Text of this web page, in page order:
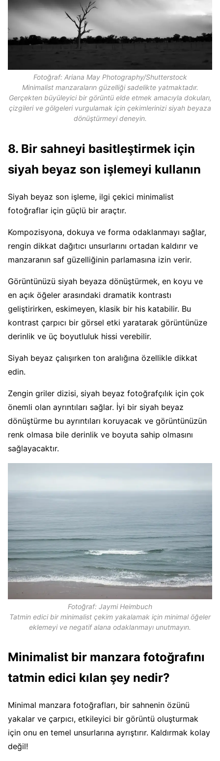
Fotoğraf: Ariana May Photography/Shutterstock
Minimalist manzaraların güzelliği sadelikte yatmaktadır.
Gerçekten büyüleyici bir görüntü elde etmek amacıyla dokuları,
çizgileri ve gölgeleri vurgulamak için çekimlerinizi siyah beyaza
dönüştürmeyi deneyin.
8. Bir sahneyi basitleştirmek için
siyah beyaz son işlemeyi kullanın
Siyah beyaz son işleme, ilgi çekici minimalist
fotoğraflar için güçlü bir araçtır.
Kompozisyona, dokuya ve forma odaklanmayı sağlar,
rengin dikkat dağıtıcı unsurlarını ortadan kaldırır ve
manzaranın saf güzelliğinin parlamasına izin verir.
Görüntünüzü siyah beyaza dönüştürmek, en koyu ve
en açık öğeler arasındaki dramatik kontrastı
geliştirirken, eskimeyen, klasik bir his katabilir. Bu
kontrast çarpıcı bir görsel etki yaratarak görüntünüze
derinlik ve üç boyutluluk hissi verebilir.
Siyah beyaz çalışırken ton aralığına özellikle dikkat
edin.
Zengin griler dizisi, siyah beyaz fotoğrafçılık için çok
önemli olan ayrıntıları sağlar. İyi bir siyah beyaz
dönüştürme bu ayrıntıları koruyacak ve görüntünüzün
renk olmasa bile derinlik ve boyuta sahip olmasını
sağlayacaktır.
Fotoğraf: Jaymi Heimbuch
Tatmin edici bir minimalist çekim yakalamak için minimal öğeler
eklemeyi ve negatif alana odaklanmayı unutmayın.
Minimalist bir manzara fotoğrafını
tatmin edici kılan şey nedir?
Minimal manzara fotoğrafları, bir sahnenin özünü
yakalar ve çarpıcı, etkileyici bir görüntü oluşturmak
için onu en temel unsurlarına ayrıştırır. Kaldırmak kolay
değil!